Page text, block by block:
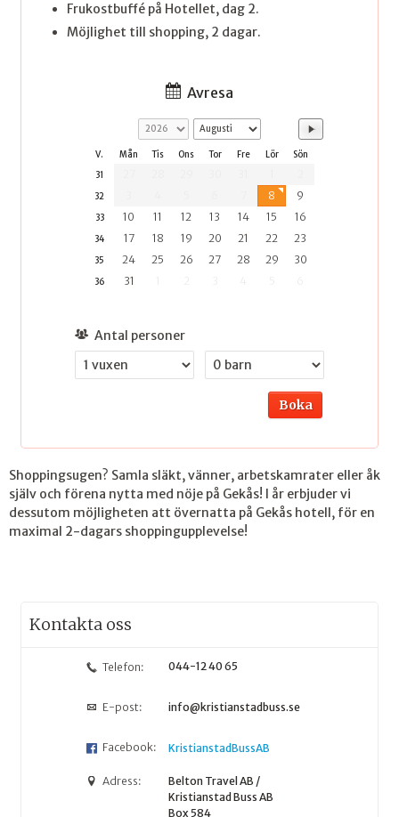
Frukostbuffé på Hotellet, dag 2.
Möjlighet till shopping, 2 dagar.
Avresa
V. Mån Tis Ons Tor Fre Lör
Sön
31
32 8 9
33 10 11 12 13 14 15 16
34 17 18 19 20 21 22 23
35 24 25 26 27 28 29 30
36 31
Antal personer
Boka
Shoppingsugen? Samla släkt, vänner, arbetskamrater eller åk
själv och förena nytta med nöje på Gekås! I år erbjuder vi
dessutom möjligheten att övernatta på Gekås hotell, för en
maximal 2-dagars shoppingupplevelse!
Kontakta oss
Telefon: 044-12 40 65
E-post: info@kristianstadbuss.se
Facebook: KristianstadBussAB
Adress:
Belton Travel AB /
Kristianstad Buss AB
Box 584